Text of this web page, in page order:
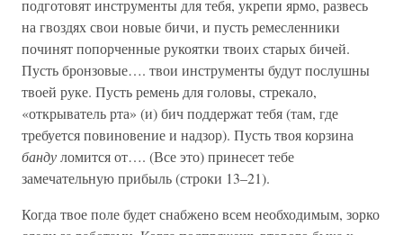
подготовят инструменты для тебя, укрепи ярмо, развесь
на гвоздях свои новые бичи, и пусть ремесленники
починят попорченные рукоятки твоих старых бичей.
Пусть бронзовые…. твои инструменты будут послушны
твоей руке. Пусть ремень для головы, стрекало,
«открыватель рта» (и) бич поддержат тебя (там, где
требуется повиновение и надзор). Пусть твоя корзина
бандуломится от…. (Все это) принесет тебе
замечательную прибыль (строки 13–21).
Когда твое поле будет снабжено всем необходимым, зорко